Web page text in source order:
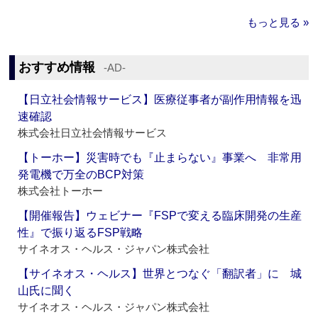
もっと見る »
おすすめ情報 ‐AD‐
【日立社会情報サービス】医療従事者が副作用情報を迅
速確認
株式会社日立社会情報サービス
【トーホー】災害時でも『止まらない』事業へ 非常用
発電機で万全のBCP対策
株式会社トーホー
【開催報告】ウェビナー『FSPで変える臨床開発の生産
性』で振り返るFSP戦略
サイネオス・ヘルス・ジャパン株式会社
【サイネオス・ヘルス】世界とつなぐ「翻訳者」に 城
山氏に聞く
サイネオス・ヘルス・ジャパン株式会社